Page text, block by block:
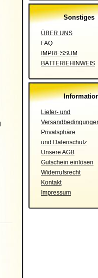
Sonstiges
ÜBER UNS
FAQ
IMPRESSUM
BATTERIEHINWEIS
Liefer- und
Privatsphäre
und Datenschutz
Unsere AGB
Gutschein einlösen
Widerrufsrecht
Kontakt
Impressum